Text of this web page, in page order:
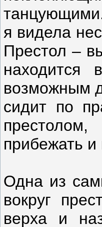
я видела
Престол –
возможным
сидит по
прибежать и
Одна из
вокруг
верха и